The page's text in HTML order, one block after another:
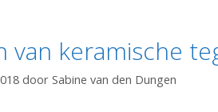
van keramische
door Sabine van den Dungen